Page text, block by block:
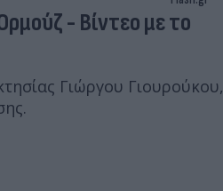
- Βίντεο με το
Γιώργου Γιουρούκου,